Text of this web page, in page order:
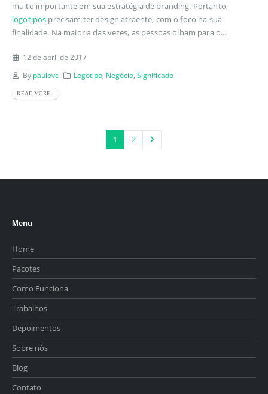
muito importante em sua estratégia de branding. Portanto,
logotipos precisam ter design atraente, com o foco na sua
finalidade. Na maioria das vezes, as pessoas olham para o...
12 de abril de 2017
By paulovc Logotipo Negócio ,Significado
READ MORE...
1 2
Menu
Home
Pacotes
Como Funciona
Trabalhos
Depoimentos
Sobre nós
Blog
Contato